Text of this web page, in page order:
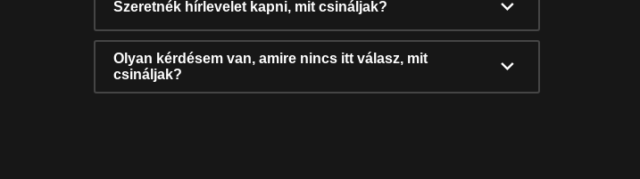
Szeretnék hírlevelet kapni, mit csináljak?
Olyan kérdésem van, amire nincs itt válasz, mit
csináljak?